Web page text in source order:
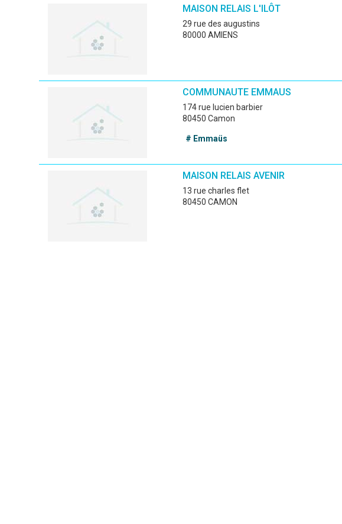
MAISON RELAIS L'ILÔT
29 rue des augustins
80000 AMIENS
COMMUNAUTE EMMAUS
174 rue lucien barbier
80450 Camon
# Emmaüs
MAISON RELAIS AVENIR
13 rue charles flet
80450 CAMON